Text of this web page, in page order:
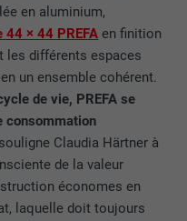
en aluminium,
44 × 44 PREFA en finition
les différents espaces
un ensemble cohérent.
de vie, PREFA se
consommation
Claudia Härtner à
de la valeur
économes en
laquelle doit toujours